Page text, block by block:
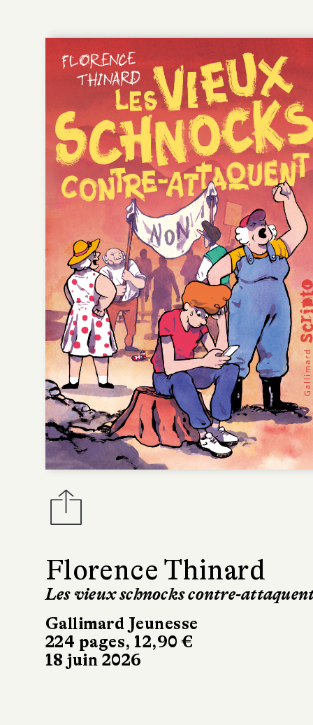
Florence Thinard
Les vieux schnocks contre-
Gallimard Jeunesse
224 pages, 12,90 €
18 juin 2026